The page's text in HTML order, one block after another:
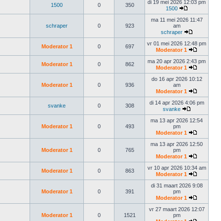
1500 0 350
di 19 mei 2026 12:03 pm
1500
schraper 0 923
ma 11 mei 2026 11:47
am
schraper
Moderator 1 0 697
vr 01 mei 2026 12:48 pm
Moderator 1
Moderator 1 0 862
ma 20 apr 2026 2:43 pm
Moderator 1
Moderator 1 0 936
do 16 apr 2026 10:12
am
Moderator 1
svanke 0 308
di 14 apr 2026 4:06 pm
svanke
Moderator 1 0 493
ma 13 apr 2026 12:54
pm
Moderator 1
Moderator 1 0 765
ma 13 apr 2026 12:50
pm
Moderator 1
Moderator 1 0 863
vr 10 apr 2026 10:34 am
Moderator 1
Moderator 1 0 391
di 31 maart 2026 9:08
pm
Moderator 1
Moderator 1 0 1521
vr 27 maart 2026 12:07
pm